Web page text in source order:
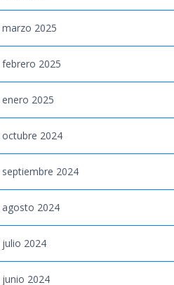
marzo 2025
febrero 2025
enero 2025
octubre 2024
septiembre 2024
agosto 2024
julio 2024
junio 2024